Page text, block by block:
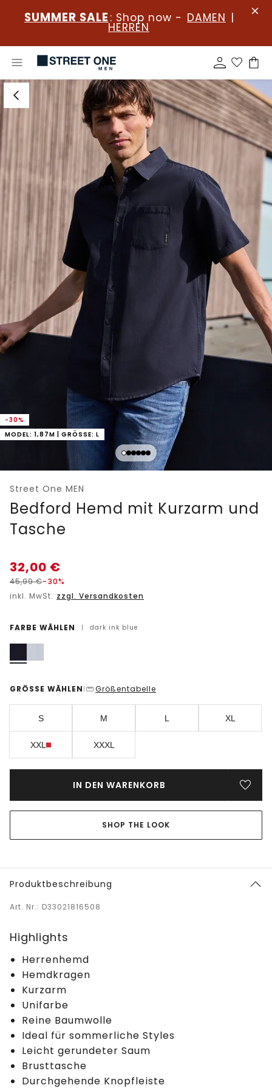
SUMMER SALE : Shop now - DAMEN |
HERREN
-30%
MODEL: 1,87M | GRÖSSE: L
Street One MEN
Bedford Hemd mit Kurzarm und
Tasche
32,00 €
45,99€-30%
inkl. MwSt. zzgl. Versandkosten
FARBE WÄHLEN | dark ink blue
GRÖSSE WÄHLEN | Größentabelle
S M L XL
XXL XXXL
IN DEN WARENKORB
SHOP THE LOOK
Produktbeschreibung
Art. Nr.: D33021816508
Highlights
Herrenhemd
Hemdkragen
Kurzarm
Unifarbe
Reine Baumwolle
Ideal für sommerliche Styles
Leicht gerundeter Saum
Brusttasche
Durchgehende Knopfleiste